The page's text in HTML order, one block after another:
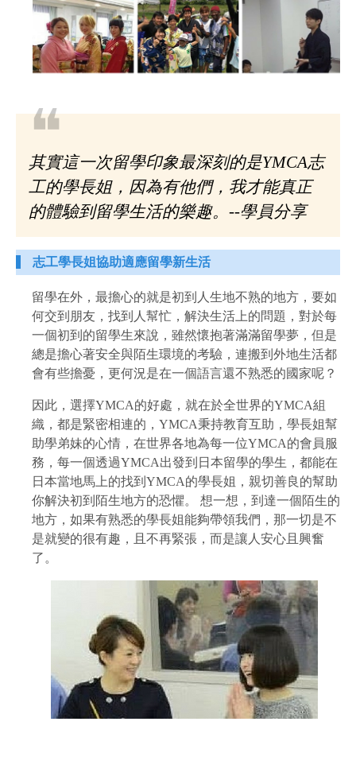
❝
其實這一次留學印象最深刻的是YMCA志
工的學長姐，因為有他們，我才能真正
的體驗到留學生活的樂趣。--學員分享
志工學長姐協助適應留學新生活
留學在外，最擔心的就是初到人生地不熟的地方，要如
何交到朋友，找到人幫忙，解決生活上的問題，對於每
一個初到的留學生來說，雖然懷抱著滿滿留學夢，但是
總是擔心著安全與陌生環境的考驗，連搬到外地生活都
會有些擔憂，更何況是在一個語言還不熟悉的國家呢？
因此，選擇YMCA的好處，就在於全世界的YMCA組
織，都是緊密相連的，YMCA秉持教育互助，學長姐幫
助學弟妹的心情，在世界各地為每一位YMCA的會員服
務，每一個透過YMCA出發到日本留學的學生，都能在
日本當地馬上的找到YMCA的學長姐，親切善良的幫助
你解決初到陌生地方的恐懼。 想一想，到達一個陌生的
地方，如果有熟悉的學長姐能夠帶領我們，那一切是不
是就變的很有趣，且不再緊張，而是讓人安心且興奮
了。